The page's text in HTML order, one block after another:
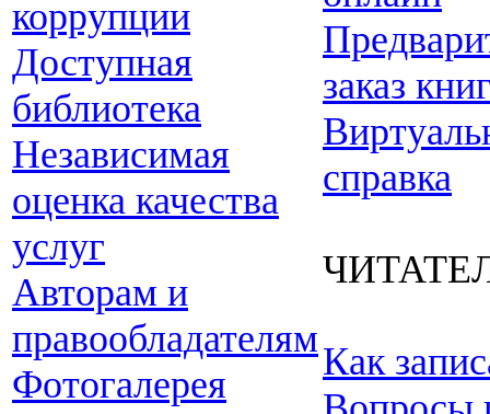
коррупции
Доступная
библиотека
Независимая
оценка качества
услуг
Авторам и
правообладателям
Фотогалерея
заказ
справка
Как